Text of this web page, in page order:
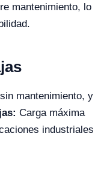
mantenimiento, lo
mantenimiento, y
Carga máxima
industriales